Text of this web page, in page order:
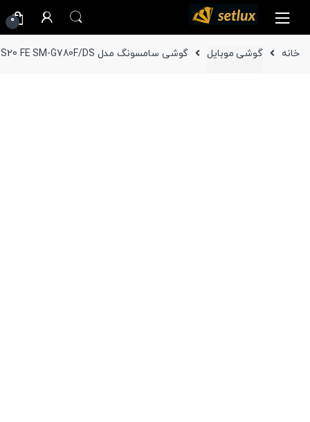
navigation
content
0
خانه گوشی موبایل گوشی سامسونگ مدل Galaxy S20 FE SM-G780F/DS ظرفیت 128 گیگابایت دو سیم کارت